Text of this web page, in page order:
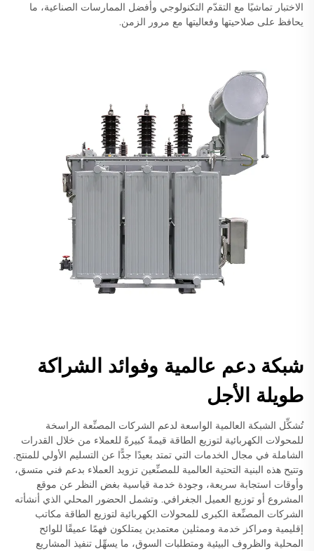
الاختبار تماشيًا مع التقدّم التكنولوجي وأفضل الممارسات الصناعية، ما
يحافظ على صلاحيتها وفعاليتها مع مرور الزمن.
شبكة دعم عالمية وفوائد الشراكة
طويلة الأجل
تُشكِّل الشبكة العالمية الواسعة لدعم الشركات المصنِّعة الراسخة
للمحولات الكهربائية لتوزيع الطاقة قيمةً كبيرةً للعملاء من خلال القدرات
الشاملة في مجال الخدمات التي تمتد بعيدًا جدًّا عن التسليم الأولي للمنتج.
وتتيح هذه البنية التحتية العالمية للمصنِّعين تزويد العملاء بدعم فني متسق،
وأوقات استجابة سريعة، وجودة خدمة قياسية بغض النظر عن موقع
المشروع أو توزيع العميل الجغرافي. وتشمل الحضور المحلي الذي أنشأته
الشركات المصنِّعة الكبرى للمحولات الكهربائية لتوزيع الطاقة مكاتب
إقليمية ومراكز خدمة وممثلين معتمدين يمتلكون فهمًا عميقًا للوائح
المحلية والظروف البيئية ومتطلبات السوق، ما يسهِّل تنفيذ المشاريع